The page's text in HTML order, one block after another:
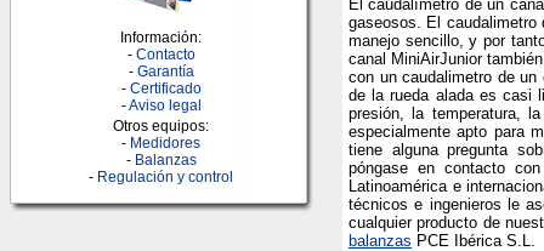
Información:
- Contacto
- Garantía
- Certificado
-Aviso legal
Otros equipos:
- Medidores
- Balanzas
- Regulación y control
El caudalímetro de un
gaseosos. El
manejo sencillo, y por
canal MiniAirJunior
con un caudalimetro de
de la rueda alada es casi
presión, la temperatura,
especialmente apto para
tiene alguna pregunta
póngase en contacto
Latinoamérica e
técnicos e ingenieros le
cualquier producto de
balanzas PCE Ibérica S.L.